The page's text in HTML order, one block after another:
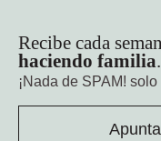
Recibe cada
haciendo familia.
¡Nada de SPAM! solo